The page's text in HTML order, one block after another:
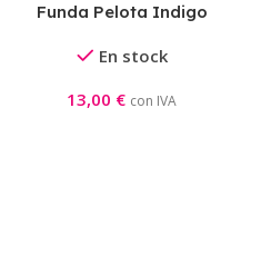
Funda Pelota Indigo
En stock
13,00 € con IVA